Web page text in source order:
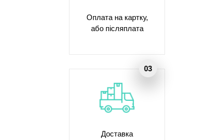
Оплата на картку,
або післяплата
Доставка